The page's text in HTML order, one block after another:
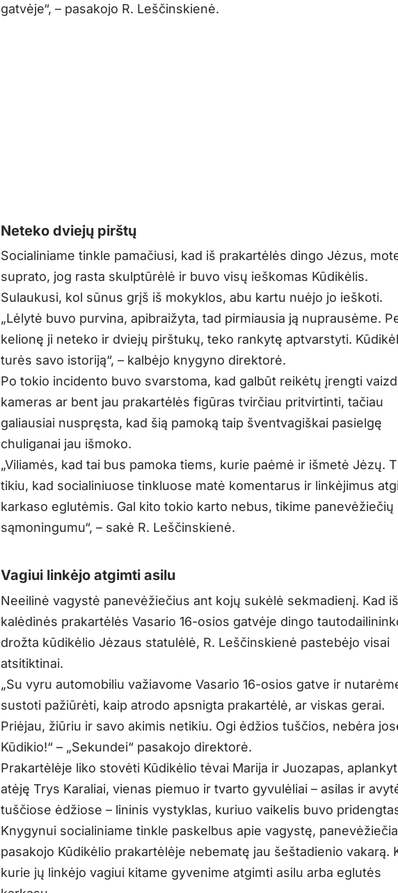
gatvėje“, – pasakojo R. Leščinskienė.
Neteko dviejų pirštų
Socialiniame tinkle pamačiusi, kad iš prakartėlės dingo Jėzus,
suprato, jog rasta skulptūrėlė ir buvo visų ieškomas Kūdikėlis.
Sulaukusi, kol sūnus grįš iš mokyklos, abu kartu nuėjo jo ieškoti.
„Lėlytė buvo purvina, apibraižyta, tad pirmiausia ją nuprausėme.
kelionę ji neteko ir dviejų pirštukų, teko rankytę aptvarstyti.
turės savo istoriją“, – kalbėjo knygyno direktorė.
Po tokio incidento buvo svarstoma, kad galbūt reikėtų įrengti
kameras ar bent jau prakartėlės figūras tvirčiau pritvirtinti, tačiau
galiausiai nuspręsta, kad šią pamoką taip šventvagiškai pasielgę
chuliganai jau išmoko.
„Viliamės, kad tai bus pamoka tiems, kurie paėmė ir išmetė Jėzų.
tikiu, kad socialiniuose tinkluose matė komentarus ir linkėjimus
karkaso eglutėmis. Gal kito tokio karto nebus, tikime panevėžiečių
sąmoningumu“, – sakė R. Leščinskienė.
Vagiui linkėjo atgimti asilu
Neeilinė vagystė panevėžiečius ant kojų sukėlė sekmadienį. Kad iš
kalėdinės prakartėlės Vasario 16-osios gatvėje dingo
drožta kūdikėlio Jėzaus statulėlė, R. Leščinskienė pastebėjo visai
atsitiktinai.
„Su vyru automobiliu važiavome Vasario 16-osios gatve ir
sustoti pažiūrėti, kaip atrodo apsnigta prakartėlė, ar viskas gerai.
Priėjau, žiūriu ir savo akimis netikiu. Ogi ėdžios tuščios, nebėra
Kūdikio!“ – „Sekundei“ pasakojo direktorė.
Prakartėlėje liko stovėti Kūdikėlio tėvai Marija ir Juozapas,
atėję Trys Karaliai, vienas piemuo ir tvarto gyvulėliai – asilas ir
tuščiose ėdžiose – lininis vystyklas, kuriuo vaikelis buvo
Knygynui socialiniame tinkle paskelbus apie vagystę,
pasakojo Kūdikėlio prakartėlėje nebematę jau šeštadienio vakarą.
kurie jų linkėjo vagiui kitame gyvenime atgimti asilu arba eglutės